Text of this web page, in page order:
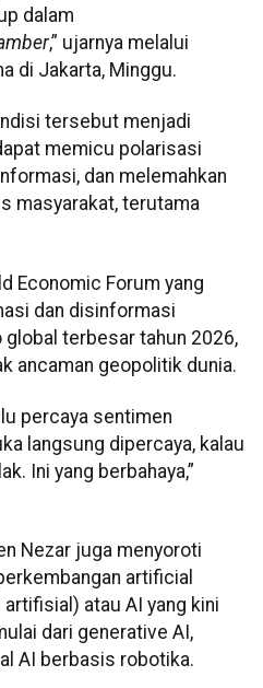
dalam
,” ujarnya melalui
di Jakarta, Minggu.
tersebut menjadi
memicu polarisasi
dan melemahkan
masyarakat, terutama
Economic Forum yang
dan disinformasi
terbesar tahun 2026,
ancaman geopolitik dunia.
percaya sentimen
langsung dipercaya, kalau
Ini yang berbahaya,”
Nezar juga menyoroti
artificial
atau AI yang kini
dari generative AI,
AI berbasis robotika.